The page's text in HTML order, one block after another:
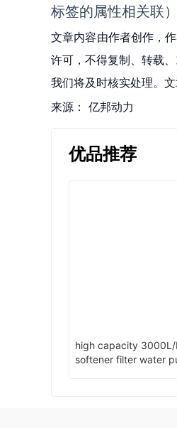
标签的属性相关联）
文章内容由作者创作，
许可，不得复制、转载
我们将及时核实处理。
来源： 亿邦动力
优品推荐
high capacity
softener filter water